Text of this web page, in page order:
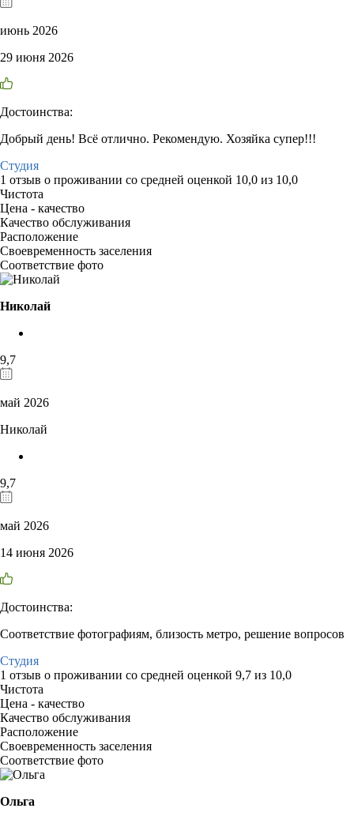
июнь 2026
29 июня 2026
Достоинства:
Добрый день! Всё отлично. Рекомендую. Хозяйка супер!!!
Студия
1 отзыв о проживании со средней оценкой 10,0 из 10,0
Чистота
Цена - качество
Качество обслуживания
Расположение
Своевременность заселения
Соответствие фото
Николай
9,7
май 2026
Николай
9,7
май 2026
14 июня 2026
Достоинства:
Соответствие фотографиям, близость метро, решение вопросов
Студия
1 отзыв о проживании со средней оценкой 9,7 из 10,0
Чистота
Цена - качество
Качество обслуживания
Расположение
Своевременность заселения
Соответствие фото
Ольга